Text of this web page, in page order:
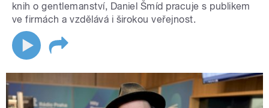
knih o gentlemanství, Daniel Šmíd pracuje s publikem
ve firmách a vzdělává i širokou veřejnost.